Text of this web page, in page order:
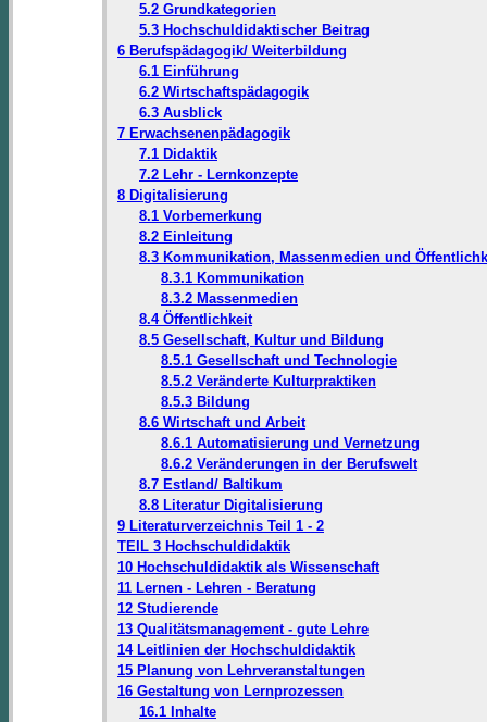
5.2 Grundkategorien
5.3 Hochschuldidaktischer Beitrag
6 Berufspädagogik/ Weiterbildung
6.1 Einführung
6.2 Wirtschaftspädagogik
6.3 Ausblick
7 Erwachsenenpädagogik
7.1 Didaktik
7.2 Lehr - Lernkonzepte
8 Digitalisierung
8.1 Vorbemerkung
8.2 Einleitung
8.3 Kommunikation, Massenmedien und
8.3.1 Kommunikation
8.3.2 Massenmedien
8.4 Öffentlichkeit
8.5 Gesellschaft, Kultur und Bildung
8.5.1 Gesellschaft und Technologie
8.5.2 Veränderte Kulturpraktiken
8.5.3 Bildung
8.6 Wirtschaft und Arbeit
8.6.1 Automatisierung und Vernetzung
8.6.2 Veränderungen in der Berufswelt
8.7 Estland/ Baltikum
8.8 Literatur Digitalisierung
9 Literaturverzeichnis Teil 1 - 2
TEIL 3 Hochschuldidaktik
10 Hochschuldidaktik als Wissenschaft
11 Lernen - Lehren - Beratung
12 Studierende
13 Qualitätsmanagement - gute Lehre
14 Leitlinien der Hochschuldidaktik
15 Planung von Lehrveranstaltungen
16 Gestaltung von Lernprozessen
16.1 Inhalte